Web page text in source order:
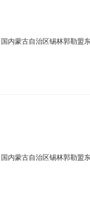
内蒙古自治区锡林郭勒盟
不以最低价为中标依据，
内蒙古自治区锡林郭勒盟
规则盘外供应商报价必须